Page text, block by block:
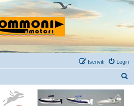
Login
Iscriviti